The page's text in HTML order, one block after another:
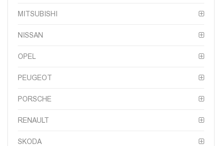
MITSUBISHI
NISSAN
OPEL
PEUGEOT
PORSCHE
RENAULT
SKODA